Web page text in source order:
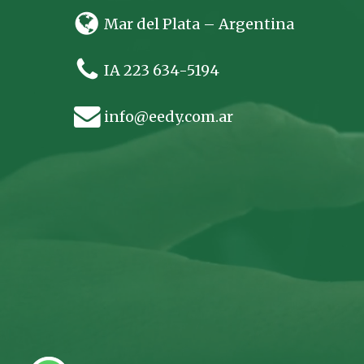
Mar del Plata – Argentina
IA 223 634-5194
info@eedy.com.ar